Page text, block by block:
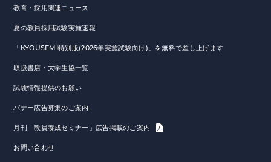
教育・採用関連ニュース
夏の教員採用試験実施速報
「KYOUSEMI特別版(2026年実施試験向け)」を無料で差し上げます
取扱書店・大学生協一覧
試験情報提供のお願い
バナー広告募集のご案内
月刊「教員養成セミナー」広告掲載のご案内
お問い合わせ